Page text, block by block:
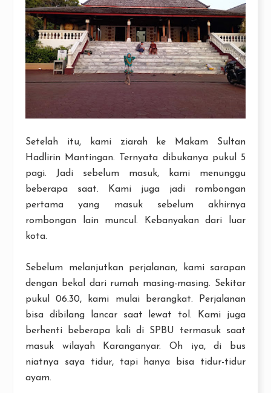
Setelah itu, kami ziarah ke Makam Sultan
Hadlirin Mantingan. Ternyata dibukanya pukul 5
pagi. Jadi sebelum masuk, kami menunggu
beberapa saat. Kami juga jadi rombongan
pertama yang masuk sebelum akhirnya
rombongan lain muncul. Kebanyakan dari luar
kota.
Sebelum melanjutkan perjalanan, kami sarapan
dengan bekal dari rumah masing-masing. Sekitar
pukul 06.30, kami mulai berangkat. Perjalanan
bisa dibilang lancar saat lewat tol. Kami juga
berhenti beberapa kali di SPBU termasuk saat
masuk wilayah Karanganyar. Oh iya, di bus
niatnya saya tidur, tapi hanya bisa tidur-tidur
ayam.